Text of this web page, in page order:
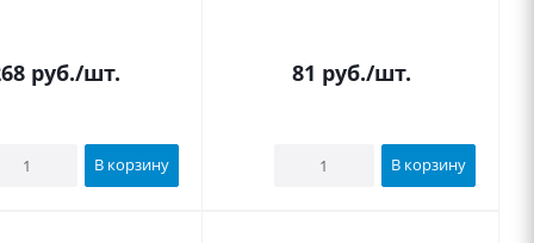
руб./шт.
В корзину
81 руб./шт.
В корзину